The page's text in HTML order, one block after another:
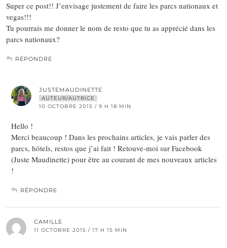
Super ce post!! J’envisage justement de faire les parcs nationaux et
vegas!!!
Tu pourrais me donner le nom de resto que tu as apprécié dans les
parcs nationaux?
RÉPONDRE
JUSTEMAUDINETTE
AUTEUR/AUTRICE
10 OCTOBRE 2015 / 9 H 18 MIN
Hello !
Merci beaucoup ! Dans les prochains articles, je vais parler des
parcs, hôtels, restos que j’ai fait ! Retouve-moi sur Facebook
(Juste Maudinette) pour être au courant de mes nouveaux articles
!
RÉPONDRE
CAMILLE
11 OCTOBRE 2015 / 17 H 15 MIN